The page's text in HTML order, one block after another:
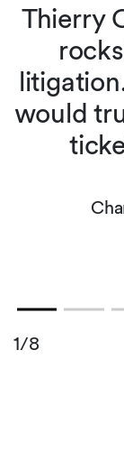
Thierry
would
1/8